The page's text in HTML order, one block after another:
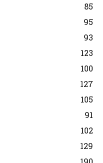
85
95
93
123
100
127
105
91
102
129